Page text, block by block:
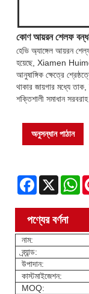
কোণ আয়রন শেলফ
হেভি অ্যাঙ্গেল আয়রন
হয়েছে, Xiamen
আনুষাঙ্গিক ক্ষেত্রে
থাকার জায়গার মধ্যে
শক্তিশালী সমাধান
অনুসন্ধান পাঠান
Facebook
X
পণ্যের বর্ণনা
নাম:
ব্র্যান্ড:
উপাদান:
কাস্টমাইজেশন:
MOQ: